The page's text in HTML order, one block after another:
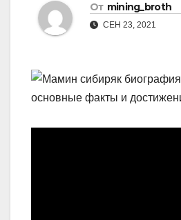
От mining_broth
СЕН 23, 2021